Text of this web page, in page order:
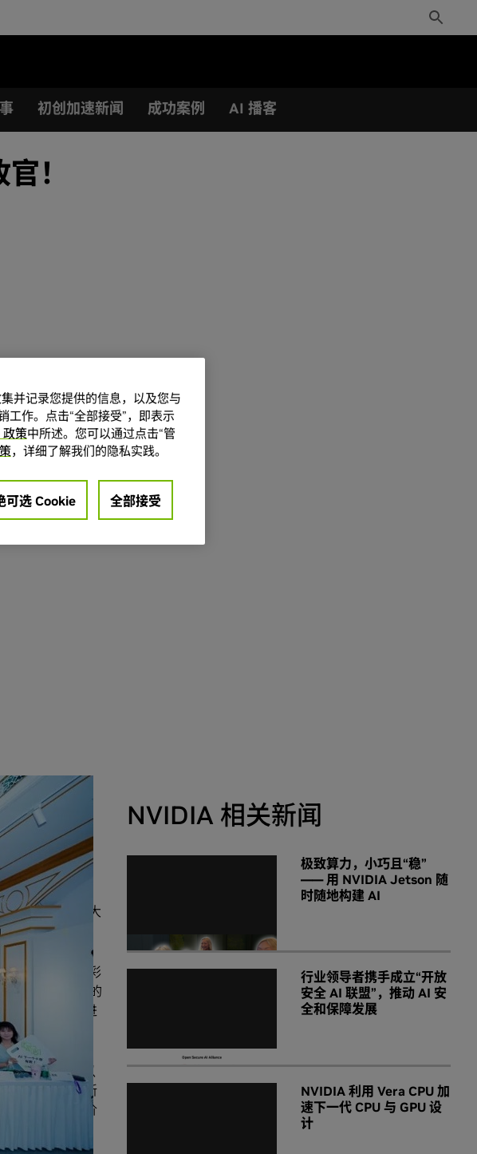
Toggle
Search
初创加速新闻 成功案例 AI 播客
！
、G5 创新投
及靖亚资本的大
专家带来了精彩
初创加速计划的
式与在场观众进
。
划自实施九年以
，助力 AI 创新
践中创造真正价
NVIDIA 相关新闻
极致算力，小巧且“稳”
—— 用 NVIDIA Jetson 随
时随地构建 AI
行业领导者携手成立“开放
安全 AI 联盟”，推动 AI 安
全和保障发展
NVIDIA 利用 Vera CPU 加
速下一代 CPU 与 GPU 设
计
并记录您提供的信息，以及您与
工作。点击“全部接受”，即表示
政策中所述。您可以通过点击“管
，详细了解我们的隐私实践。
可选 Cookie 全部接受